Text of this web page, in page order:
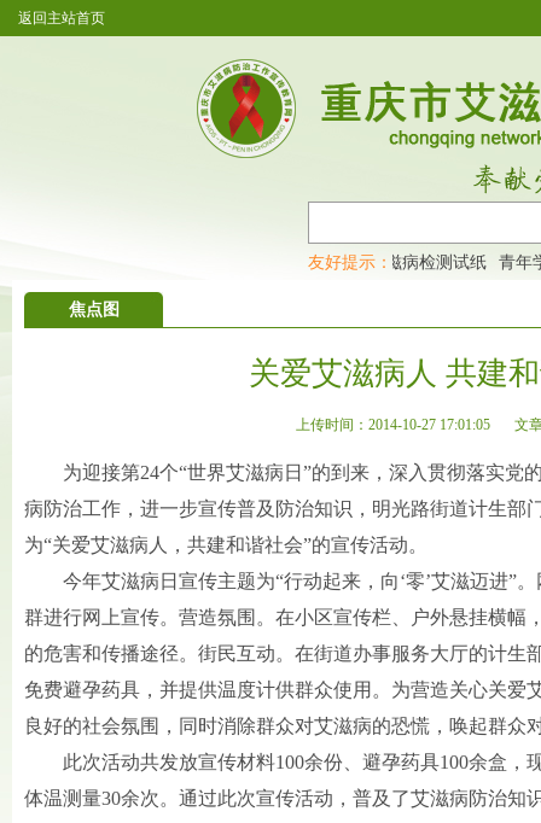
返回主站首页
友好提示：
家快快来围观，及时了解艾滋病最新消息！ 艾滋病检测试纸 青年
焦点图
关爱艾滋病人 共建
上传时间：2014-10-27 17:01:05 文
为迎接第24个“世界艾滋病日”的到来，深入贯彻落实党
病防治工作，进一步宣传普及防治知识，明光路街道计生部
为“关爱艾滋病人，共建和谐社会”的宣传活动。
今年艾滋病日宣传主题为“行动起来，向‘零’艾滋迈进”
群进行网上宣传。营造氛围。在小区宣传栏、户外悬挂横幅
的危害和传播途径。街民互动。在街道办事服务大厅的计生
免费避孕药具，并提供温度计供群众使用。为营造关心关爱
良好的社会氛围，同时消除群众对艾滋病的恐慌，唤起群众
此次活动共发放宣传材料100余份、避孕药具100余盒，
体温测量30余次。通过此次宣传活动，普及了艾滋病防治知